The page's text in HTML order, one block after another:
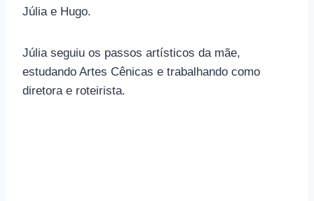
Júlia e Hugo.
Júlia seguiu os passos artísticos da mãe,
estudando Artes Cênicas e trabalhando como
diretora e roteirista.